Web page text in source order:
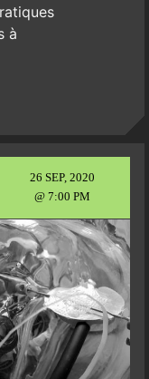
à
26 SEP, 2020
@ 7:00 PM